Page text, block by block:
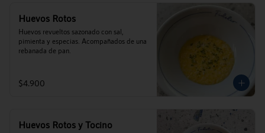
Huevos Rotos
Huevos revueltos sazonado con sal,
pimienta y especias. Acompañados de una
rebanada de pan.
$4.900
Huevos Rotos y Tocino